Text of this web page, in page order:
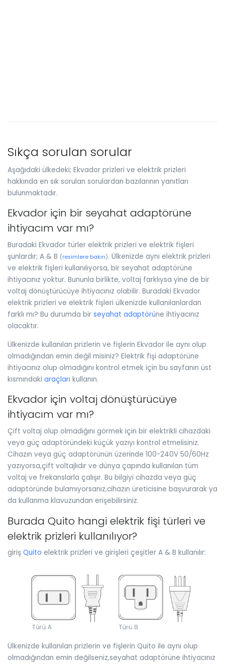
Sıkça sorulan sorular
Aşağıdaki ülkedeki; Ekvador prizleri ve elektrik prizleri
hakkında en sık sorulan sorulardan bazılarının yanıtları
bulunmaktadır.
Ekvador için bir seyahat adaptörüne
ihtiyacım var mı?
Buradaki Ekvador türler elektrik prizleri ve elektrik fişleri
şunlardır; A & B (resimlere bakın). Ülkenizde aynı elektrik prizleri
ve elektrik fişleri kullanılıyorsa, bir seyahat adaptörüne
ihtiyacınız yoktur. Bununla birlikte, voltaj farklıysa yine de bir
voltaj dönüştürücüye ihtiyacınız olabilir. Buradaki Ekvador
elektrik prizleri ve elektrik fişleri ülkenizde kullanılanlardan
farklı mı? Bu durumda bir seyahat adaptörüne ihtiyacınız
olacaktır.
Ülkenizde kullanılan prizlerin ve fişlerin Ekvador ile aynı olup
olmadığından emin değil misiniz? Elektrik fişi adaptörüne
ihtiyacınız olup olmadığını kontrol etmek için bu sayfanın üst
kısmındaki araçları kullanın.
Ekvador için voltaj dönüştürücüye
ihtiyacım var mı?
Çift voltaj olup olmadığını görmek için bir elektrikli cihazdaki
veya güç adaptöründeki küçük yazıyı kontrol etmelisiniz.
Cihazın veya güç adaptörünün üzerinde 100-240V 50/60Hz
yazıyorsa,çift voltajlıdır ve dünya çapında kullanılan tüm
voltaj ve frekanslarla çalışır. Bu bilgiyi cihazda veya güç
adaptöründe bulamıyorsanız,cihazın üreticisine başvurarak ya
da kullanma klavuzundan erişebilirsiniz.
Burada Quito hangi elektrik fişi türleri ve
elektrik prizleri kullanılıyor?
giriş Quito elektrik prizleri ve girişleri çeşitler A & B kullanılır:
Ülkenizde kullanılan prizlerin ve fişlerin Quito ile aynı olup
olmadığından emin değilseniz,seyahat adaptörüne ihtiyacınız